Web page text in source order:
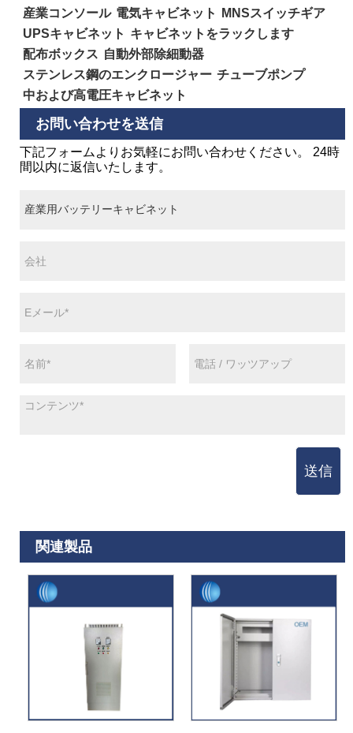
産業コンソール 電気キャビネット
MNSスイッチギア
UPSキャビネット キャビネットをラックします
配布ボックス 自動外部除細動器
ステンレス鋼のエンクロージャー チューブポンプ
中および高電圧キャビネット
お問い合わせを送信
下記フォームよりお気軽にお問い合わせください。 24時
間以内に返信いたします。
送信
関連製品